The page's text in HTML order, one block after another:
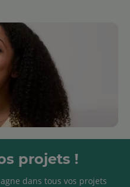
projets !
dans tous vos projets